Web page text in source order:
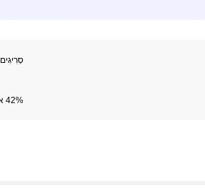
סְרִיגִים
42% אקרילי, 30% פוליאסטר, 28% פוליאמיד